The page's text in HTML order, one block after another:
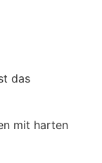
das
mit harten